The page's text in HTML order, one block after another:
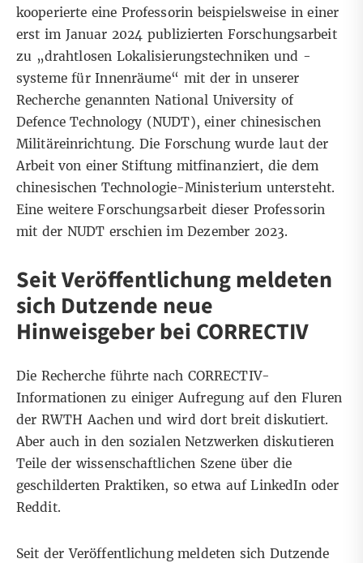
kooperierte eine Professorin beispielsweise in einer
erst im Januar 2024 publizierten Forschungsarbeit
zu „drahtlosen Lokalisierungstechniken und -
systeme für Innenräume“ mit der in unserer
Recherche genannten National University of
Defence Technology (NUDT), einer chinesischen
Militäreinrichtung. Die Forschung wurde laut der
Arbeit von einer Stiftung mitfinanziert, die dem
chinesischen Technologie-Ministerium untersteht.
Eine weitere Forschungsarbeit dieser Professorin
mit der NUDT erschien im Dezember 2023.
Seit Veröffentlichung meldeten
sich Dutzende neue
Hinweisgeber bei CORRECTIV
Die Recherche führte nach CORRECTIV-
Informationen zu einiger Aufregung auf den Fluren
der RWTH Aachen und wird dort breit diskutiert.
Aber auch in den sozialen Netzwerken diskutieren
Teile der wissenschaftlichen Szene über die
geschilderten Praktiken, so etwa aufLinkedIn oder
Reddit.
Seit der Veröffentlichung meldeten sich Dutzende